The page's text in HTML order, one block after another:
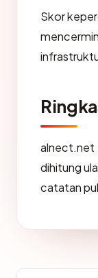
Skor
alnect.net
dihitung
catatan